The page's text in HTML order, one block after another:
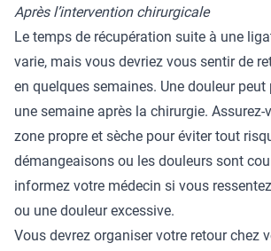
Après l’intervention chirurgicale
Le temps de récupération suite à une
varie, mais vous devriez vous sentir de
en quelques semaines. Une douleur peut
une semaine après la chirurgie. Assurez-
zone propre et sèche pour éviter tout
démangeaisons ou les douleurs sont
informez votre médecin si vous
ou une douleur excessive.
Vous devrez organiser votre retour chez